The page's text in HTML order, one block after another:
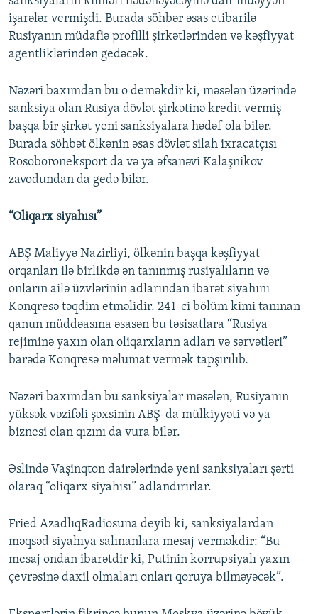
işarələr vermişdi. Burada söhbər əsas etibarilə
Rusiyanın müdafiə profilli şirkətlərindən və kəşfiyyat
agentliklərindən gedəcək.
Nəzəri baxımdan bu o deməkdir ki, məsələn üzərində
sanksiya olan Rusiya dövlət şirkətinə kredit vermiş
başqa bir şirkət yeni sanksiyalara hədəf ola bilər.
Burada söhbət ölkənin əsas dövlət silah ixracatçısı
Rosoboroneksport da və ya əfsanəvi Kalaşnikov
zavodundan da gedə bilər.
“Oliqarx siyahısı”
ABŞ Maliyyə Nazirliyi, ölkənin başqa kəşfiyyat
orqanları ilə birlikdə ən tanınmış rusiyalıların və
onların ailə üzvlərinin adlarından ibarət siyahını
Konqresə təqdim etməlidir. 241-ci bölüm kimi tanınan
qanun müddəasına əsasən bu təsisatlara “Rusiya
rejiminə yaxın olan oliqarxların adları və sərvətləri”
barədə Konqresə məlumat vermək tapşırılıb.
Nəzəri baxımdan bu sanksiyalar məsələn, Rusiyanın
yüksək vəzifəli şəxsinin ABŞ-da mülkiyyəti və ya
biznesi olan qızını da vura bilər.
Əslində Vaşinqton dairələrində yeni sanksiyaları şərti
olaraq “oliqarx siyahısı” adlandırırlar.
Fried AzadlıqRadiosuna deyib ki, sanksiyalardan
məqsəd siyahıya salınanlara mesaj verməkdir: “Bu
mesaj ondan ibarətdir ki, Putinin korrupsiyalı yaxın
çevrəsinə daxil olmaları onları qoruya bilməyəcək”.